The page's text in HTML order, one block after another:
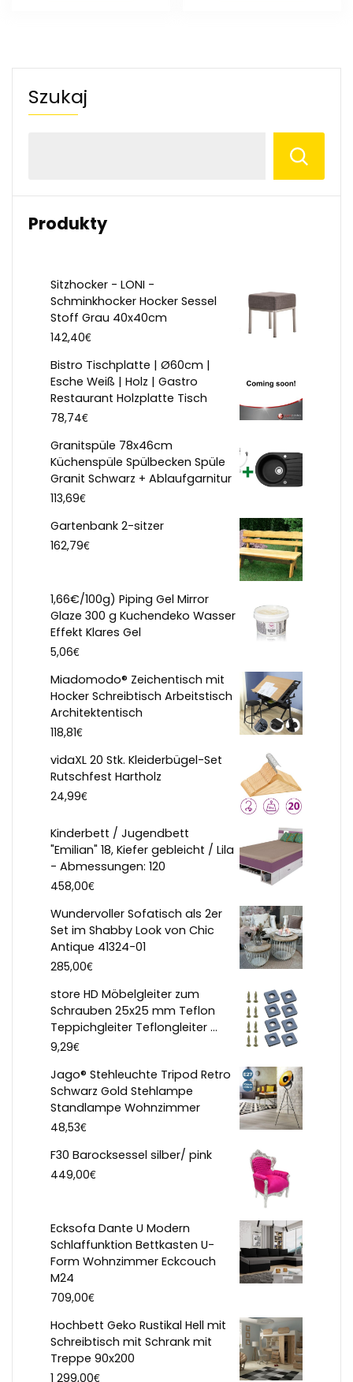
Szukaj
Produkty
Sitzhocker - LONI -
Schminkhocker Hocker Sessel
Stoff Grau 40x40cm
142,40€
Bistro Tischplatte | Ø60cm |
Esche Weiß | Holz | Gastro
Restaurant Holzplatte Tisch
78,74€
Granitspüle 78x46cm
Küchenspüle Spülbecken Spüle
Granit Schwarz + Ablaufgarnitur
113,69€
Gartenbank 2-sitzer
162,79€
1,66€/100g) Piping Gel Mirror
Glaze 300 g Kuchendeko Wasser
Effekt Klares Gel
5,06€
Miadomodo® Zeichentisch mit
Hocker Schreibtisch Arbeitstisch
Architektentisch
118,81€
vidaXL 20 Stk. Kleiderbügel-Set
Rutschfest Hartholz
24,99€
Kinderbett / Jugendbett
"Emilian" 18, Kiefer gebleicht / Lila
- Abmessungen: 120
458,00€
Wundervoller Sofatisch als 2er
Set im Shabby Look von Chic
Antique 41324-01
285,00€
store HD Möbelgleiter zum
Schrauben 25x25 mm Teflon
Teppichgleiter Teflongleiter ...
9,29€
Jago® Stehleuchte Tripod Retro
Schwarz Gold Stehlampe
Standlampe Wohnzimmer
48,53€
F30 Barocksessel silber/ pink
449,00€
Ecksofa Dante U Modern
Schlaffunktion Bettkasten U-
Form Wohnzimmer Eckcouch
M24
709,00€
Hochbett Geko Rustikal Hell mit
Schreibtisch mit Schrank mit
Treppe 90x200
1 299,00€